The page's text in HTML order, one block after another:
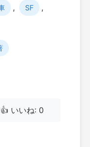
, SF ,
👍 いいね: 0